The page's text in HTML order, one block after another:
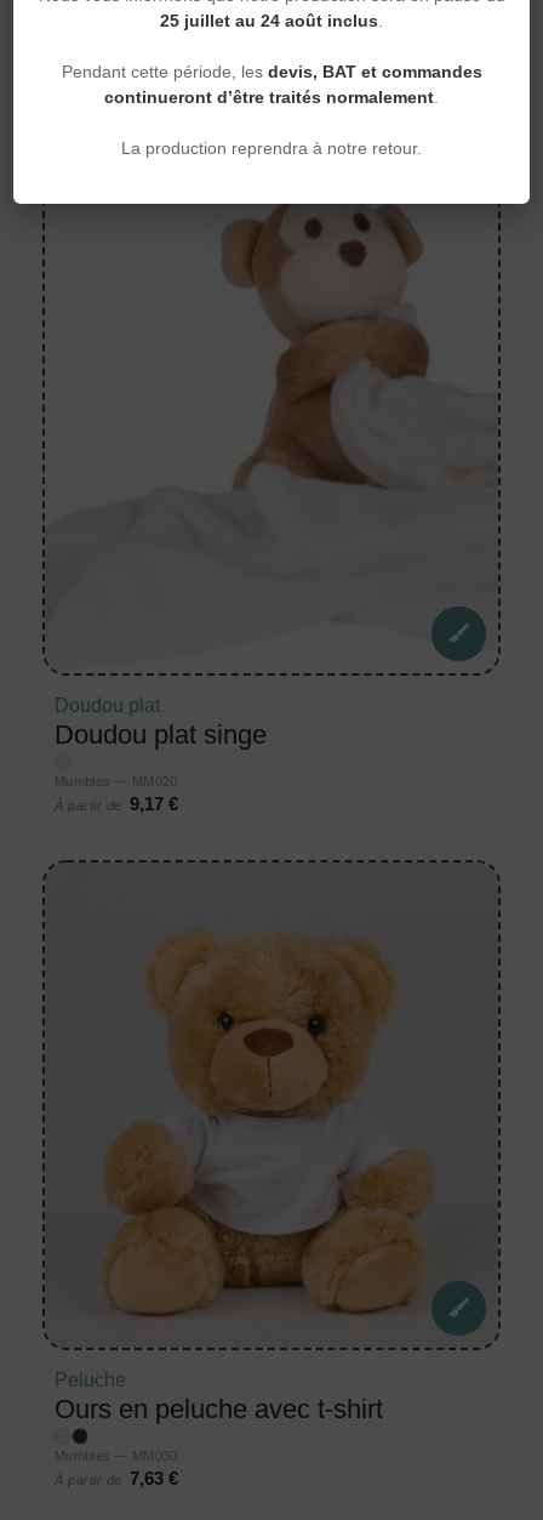
25 juillet au 24 août inclus
Pendant cette période, les devis, BAT et commandes
continueront d’être traités normalement
La production reprendra à notre retour.
Doudou plat agneau
Mumbles — MM019
Doudou plat
Doudou plat singe
Mumbles — MM020
À partir de
9,17 €
Peluche
Ours en peluche avec t-shirt
Mumbles — MM030
À partir de
7,63 €